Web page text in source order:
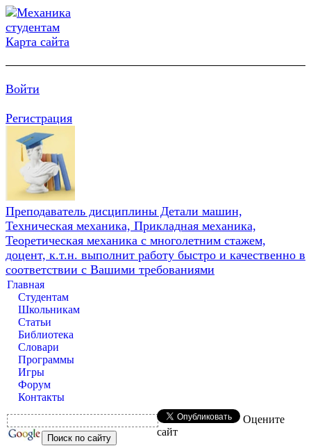
Карта сайта
Войти
Регистрация
Преподаватель дисциплины Детали машин,
Техническая механика, Прикладная механика,
Теоретическая механика с многолетним стажем,
доцент, к.т.н. выполнит работу быстро и качественно в
соответствии с Вашими требованиями
Главная
Студентам
Школьникам
Статьи
Библиотека
Словари
Программы
Игры
Форум
Контакты
Оцените
сайт